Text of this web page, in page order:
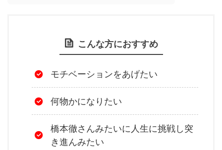
こんな方におすすめ
モチベーションをあげたい
何物かになりたい
橋本徹さんみたいに人生に挑戦し突
き進んみたい